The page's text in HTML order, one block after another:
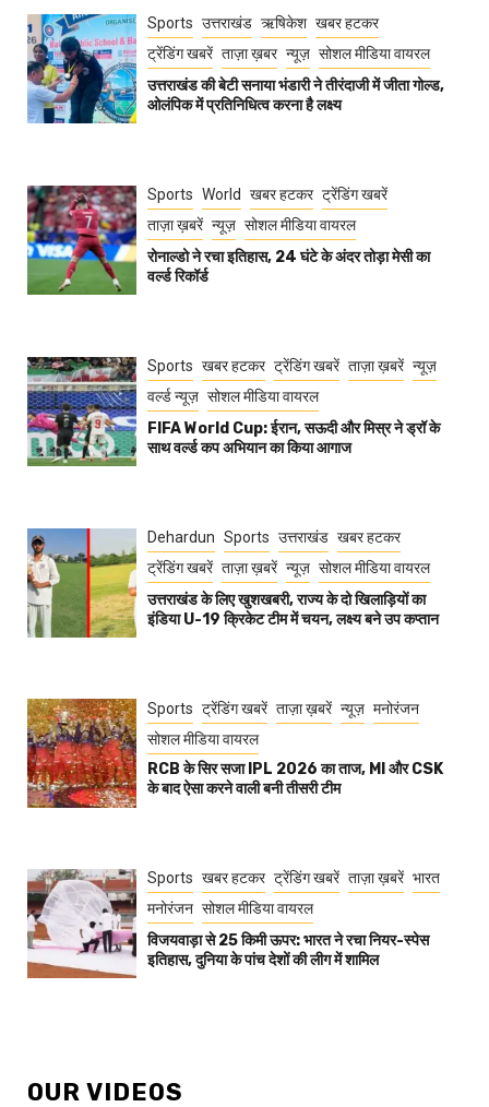
Sports उत्तराखंड ऋषिकेश खबर हटकर
ट्रेंडिंग खबरें ताज़ा ख़बर न्यूज़ सोशल मीडिया वायरल
उत्तराखंड की बेटी सनाया भंडारी ने तीरंदाजी में जीता गोल्ड,
ओलंपिक में प्रतिनिधित्व करना है लक्ष्य
Sports World खबर हटकर ट्रेंडिंग खबरें
ताज़ा ख़बरें न्यूज़ सोशल मीडिया वायरल
रोनाल्डो ने रचा इतिहास, 24 घंटे के अंदर तोड़ा मेसी का
वर्ल्ड रिकॉर्ड
Sports खबर हटकर ट्रेंडिंग खबरें ताज़ा ख़बरें न्यूज़
वर्ल्ड न्यूज़ सोशल मीडिया वायरल
FIFA World Cup: ईरान, सऊदी और मिस्र ने ड्रॉ के
साथ वर्ल्ड कप अभियान का किया आगाज
Dehardun Sports उत्तराखंड खबर हटकर
ट्रेंडिंग खबरें ताज़ा ख़बरें न्यूज़ सोशल मीडिया वायरल
उत्तराखंड के लिए खुशखबरी, राज्य के दो खिलाड़ियों का
इंडिया U-19 क्रिकेट टीम में चयन, लक्ष्य बने उप कप्तान
Sports ट्रेंडिंग खबरें ताज़ा ख़बरें न्यूज़ मनोरंजन
सोशल मीडिया वायरल
RCB के सिर सजा IPL 2026 का ताज, MI और CSK
के बाद ऐसा करने वाली बनी तीसरी टीम
Sports खबर हटकर ट्रेंडिंग खबरें ताज़ा ख़बरें भारत
मनोरंजन सोशल मीडिया वायरल
विजयवाड़ा से 25 किमी ऊपर: भारत ने रचा नियर-स्पेस
इतिहास, दुनिया के पांच देशों की लीग में शामिल
OUR VIDEOS